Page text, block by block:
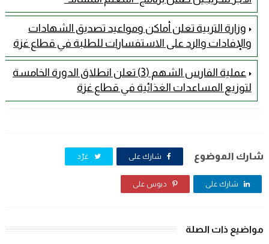
وزارة التربية تعلن أماكن ومواعيد تصديق الشهادات
والإفادات والرد على الاستفسارات للطلبة في قطاع غزة
عملية الفارس الشهم (3) تعلن انطلاق الدورة الخامسة
لتوزيع المساعدات الغذائية في قطاع غزة
شارك الموضوع شارك على غرّد
شارك على دبوس على
مواضيع ذات الصلة